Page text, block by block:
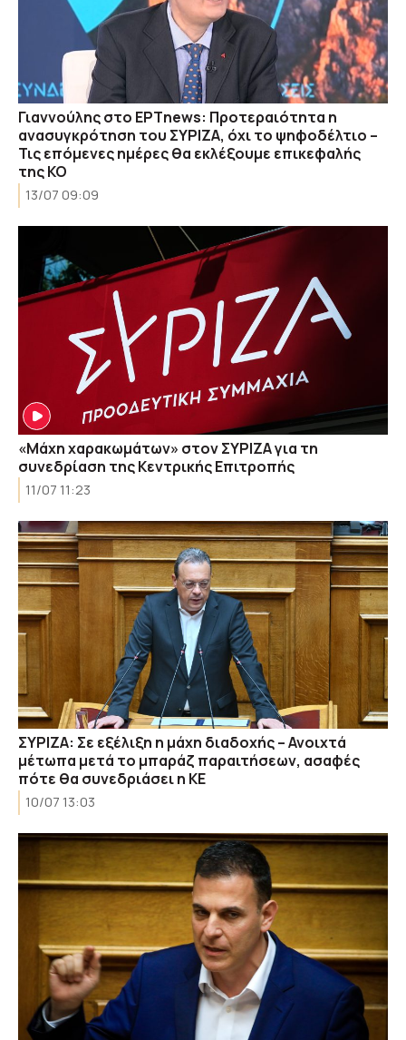
Γιαννούλης στο ΕΡΤnews: Προτεραιότητα η
ανασυγκρότηση του ΣΥΡΙΖΑ, όχι το ψηφοδέλτιο –
Τις επόμενες ημέρες θα εκλέξουμε επικεφαλής
της ΚΟ
13/07 09:09
«Μάχη χαρακωμάτων» στον ΣΥΡΙΖΑ για τη
συνεδρίαση της Κεντρικής Επιτροπής
11/07 11:23
ΣΥΡΙΖΑ: Σε εξέλιξη η μάχη διαδοχής – Ανοιχτά
μέτωπα μετά το μπαράζ παραιτήσεων, ασαφές
πότε θα συνεδριάσει η ΚΕ
10/07 13:03